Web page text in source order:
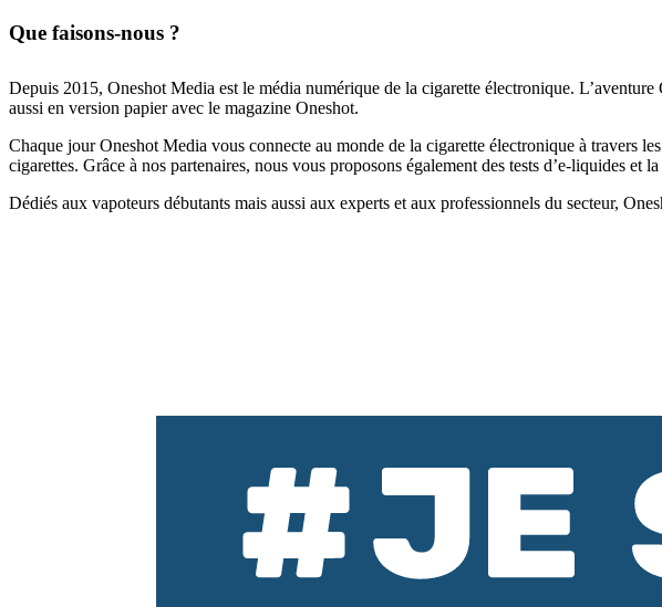
Que faisons-nous ?
Depuis 2015, Oneshot Media est le média numérique de la cigarette électronique.
aussi en version papier avec le magazine Oneshot.
Chaque jour Oneshot Media vous connecte au monde de la cigarette électronique à travers
cigarettes. Grâce à nos partenaires, nous vous proposons également des tests d’e-liquides et
Dédiés aux vapoteurs débutants mais aussi aux experts et aux professionnels du secteur,